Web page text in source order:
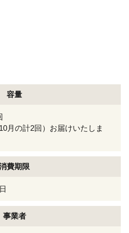
容量
月の計2回）お届けいたしま
費期限
事業者